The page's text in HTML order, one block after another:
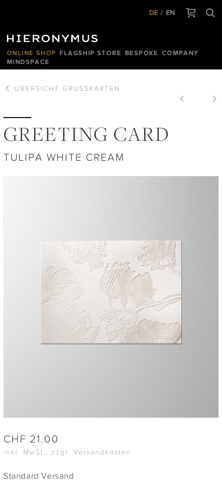
DE EN
ONLINE SHOP FLAGSHIP STORE BESPOKE
COMPANY
MINDSPACE
ÜBERSICHT GRUSSKARTEN
GREETING CARD
TULIPA WHITE CREAM
CHF 21.00
inkl. MwSt., zzgl. Versandkosten
Standard Versand